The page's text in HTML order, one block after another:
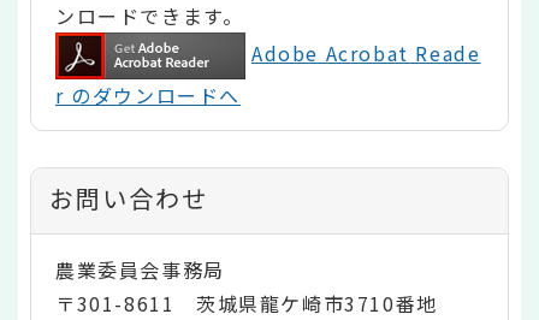
ンロードできます。
Adobe Acrobat Reade
r のダウンロードへ
お問い合わせ
農業委員会事務局
〒301-8611 茨城県龍ケ崎市3710番地